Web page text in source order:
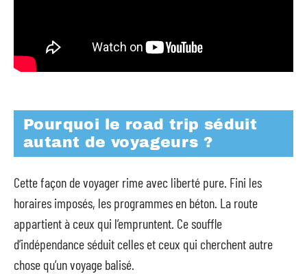
Pourquoi le road trip séduit
autant de voyageurs ?
Cette façon de voyager rime avec liberté pure. Fini les
horaires imposés, les programmes en béton. La route
appartient à ceux qui l’empruntent. Ce souffle
d’indépendance séduit celles et ceux qui cherchent autre
chose qu’un voyage balisé.